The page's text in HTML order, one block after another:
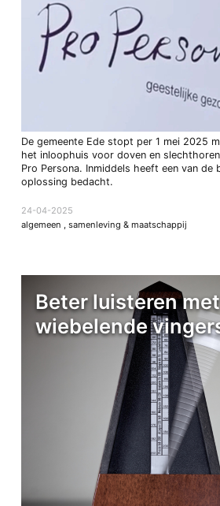
De gemeente Ede stopt per 1 mei 2025
het inloophuis voor doven en
Pro Persona. Inmiddels heeft een van de
oplossing bedacht.
24-04-2025
algemeen
samenleving & maatschappij
Beter luisteren met
wiebelende